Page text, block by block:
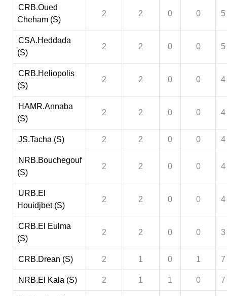
CRB.Oued
Cheham (S)
2 2 0 0 5
CSA.Heddada
(S)
2 2 0 0 5
CRB.Heliopolis
(S)
2 2 0 0 4
HAMR.Annaba
(S)
2 2 0 0 4
JS.Tacha (S) 2 2 0 0 4
NRB.Bouchegouf
(S)
2 2 0 0 4
URB.El
Houidjbet (S)
2 2 0 0 4
CRB.El Eulma
(S)
2 2 0 0 3
CRB.Drean (S) 2 1 0 1 7
NRB.El Kala (S) 2 1 1 0 7